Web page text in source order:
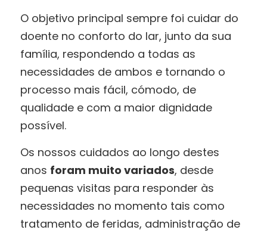
O objetivo principal sempre foi cuidar do
doente no conforto do lar, junto da sua
família, respondendo a todas as
necessidades de ambos e tornando o
processo mais fácil, cómodo, de
qualidade e com a maior dignidade
possível.
Os nossos cuidados ao longo destes
anos foram muito variados, desde
pequenas visitas para responder às
necessidades no momento tais como
tratamento de feridas, administração de